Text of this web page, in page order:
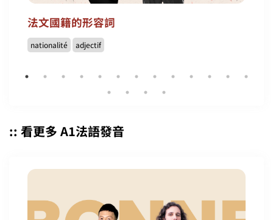
法文國籍的形容詞
nationalité adjectif
:: 看更多 A1法語發音